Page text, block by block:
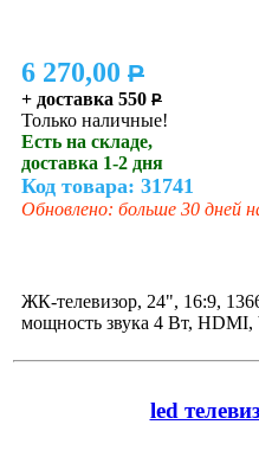
6 270,00 P
+ доставка 550 P
Только наличные!
Есть на складе,
доставка 1-2 дня
Код товара: 31741
Обновлено: больше 30 дней
ЖК-телевизор, 24", 16:9,
мощность звука 4 Вт,
led